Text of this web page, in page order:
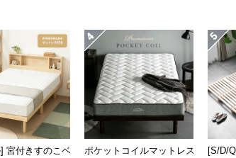
能S/SD/D/Q/K]
宮付きすのこベッド プレミアムマットレス付き
ポケットコイルマットレス プレミ
[S/D/